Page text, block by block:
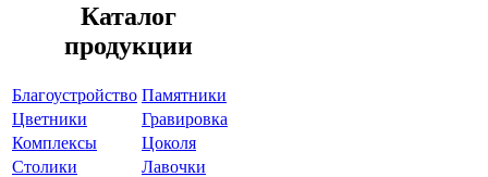
Каталог
продукции
Благоустройство Памятники
Цветники
Гравировка
Комплексы
Цоколя
Столики
Лавочки